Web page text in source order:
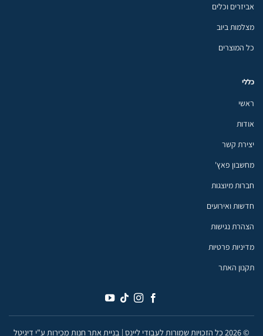
אביזרים וכלים
מצלמות ביוב
כל המוצרים
כללי
ראשי
אודות
יצירת קשר
מחשבון פאץ'
חברות מיוצגות
חדשות ואירועים
הצהרת נגישות
מדיניות פרטיות
תקנון האתר
© 2026 כל הזכויות שמורות לעבודי ליינס | בניית אתר חנות מכירות ע"י דיגיטל